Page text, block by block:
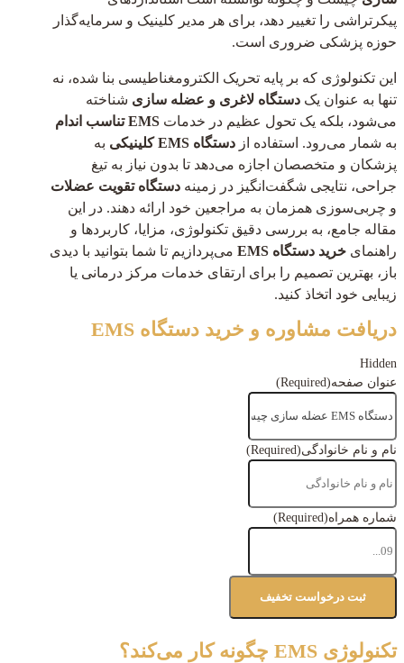
پیکرتراشی را تغییر دهد، برای هر مدیر کلینیک و سرمایه‌گذار
حوزه پزشکی ضروری است.
این تکنولوژی که بر پایه تحریک الکترومغناطیسی بنا شده، نه
تنها به عنوان یک دستگاه لاغری و عضله سازی شناخته
می‌شود، بلکه یک تحول عظیم در خدمات EMS تناسب اندام
به شمار می‌رود. استفاده از دستگاه EMS کلینیکی
به
پزشکان و متخصصان اجازه می‌دهد تا بدون نیاز به تیغ
جراحی، نتایجی شگفت‌انگیز در زمینه دستگاه تقویت عضلات
و چربی‌سوزی همزمان به مراجعین خود ارائه دهند. در این
مقاله جامع، به بررسی دقیق تکنولوژی، مزایا، کاربردها و
راهنمای خرید دستگاه EMS
می‌پردازیم تا شما بتوانید با دیدی
باز، بهترین تصمیم را برای ارتقای خدمات مرکز درمانی یا
زیبایی خود اتخاذ کنید.
دریافت مشاوره و خرید دستگاه EMS
Hidden
عنوان صفحه(Required)
نام و نام خانوادگی(Required)
شماره همراه(Required)
تکنولوژی EMS چگونه کار می‌کند؟